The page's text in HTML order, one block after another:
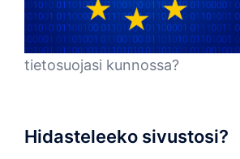
tietosuojasi kunnossa?
Hidasteleeko sivustosi?